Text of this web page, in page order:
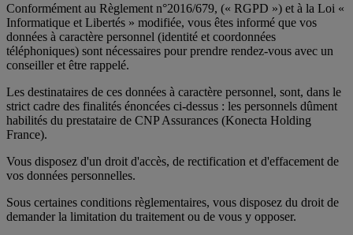
Conformément au Règlement n°2016/679, (« RGPD ») et à la Loi «
Informatique et Libertés » modifiée, vous êtes informé que vos
données à caractère personnel (identité et coordonnées
téléphoniques) sont nécessaires pour prendre rendez-vous avec un
conseiller et être rappelé.
Les destinataires de ces données à caractère personnel, sont, dans le
strict cadre des finalités énoncées ci-dessus : les personnels dûment
habilités du prestataire de CNP Assurances (Konecta Holding
France).
Vous disposez d'un droit d'accès, de rectification et d'effacement de
vos données personnelles.
Sous certaines conditions règlementaires, vous disposez du droit de
demander la limitation du traitement ou de vous y opposer.